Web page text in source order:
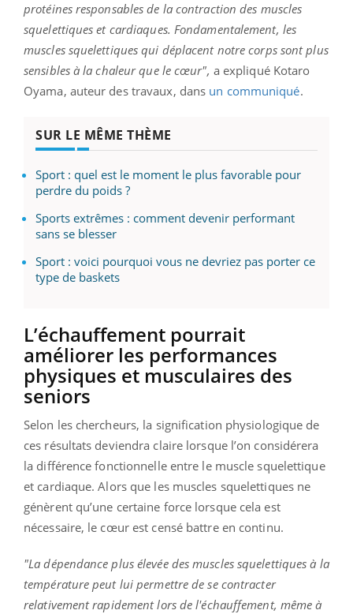
protéines responsables de la contraction des muscles
squelettiques et cardiaques. Fondamentalement, les
muscles squelettiques qui déplacent notre corps sont plus
sensibles à la chaleur que le cœur", a expliqué Kotaro
Oyama, auteur des travaux, dans un communiqué.
SUR LE MÊME THÈME
Sport : quel est le moment le plus favorable pour
perdre du poids ?
Sports extrêmes : comment devenir performant
sans se blesser
Sport : voici pourquoi vous ne devriez pas porter ce
type de baskets
L’échauffement pourrait
améliorer les performances
physiques et musculaires des
seniors
Selon les chercheurs, la signification physiologique de
ces résultats deviendra claire lorsque l’on considérera
la différence fonctionnelle entre le muscle squelettique
et cardiaque. Alors que les muscles squelettiques ne
génèrent qu’une certaine force lorsque cela est
nécessaire, le cœur est censé battre en continu.
"La dépendance plus élevée des muscles squelettiques à la
température peut lui permettre de se contracter
relativement rapidement lors de l'échauffement, même à